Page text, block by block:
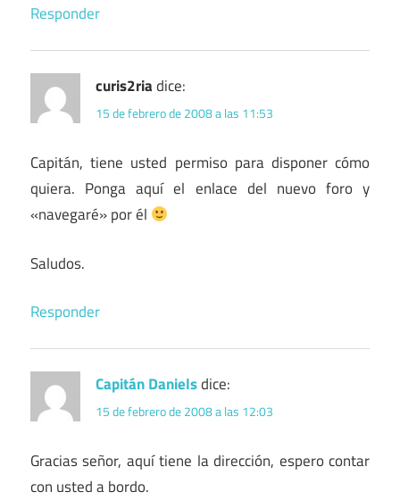
Responder
curis2riadice:
15 de febrero de 2008 a las 11:53
Capitán, tiene usted permiso para disponer cómo
quiera. Ponga aquí el enlace del nuevo foro y
«navegaré» por él
Saludos.
Responder
Capitán Danielsdice:
15 de febrero de 2008 a las 12:03
Gracias señor, aquí tiene la dirección, espero contar
con usted a bordo.